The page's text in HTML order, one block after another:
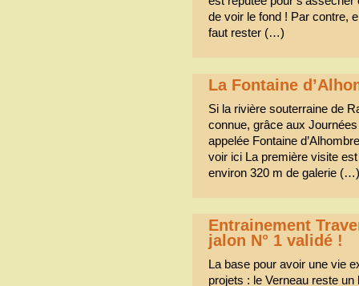
de voir le fond ! Par contre,
faut rester (…)
La Fontaine
Si la rivière souterraine de
connue, grâce aux
appelée Fontaine
voir ici La première visite
environ 320 m de galerie (…)
Entrainement
jalon N° 1 validé !
La base pour avoir une vie
projets : le Verneau reste un